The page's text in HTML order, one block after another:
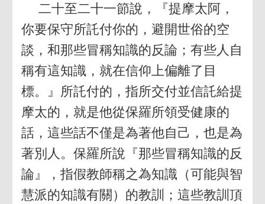
二十至二十一節說，『提摩太阿，
你要保守所託付你的，避開世俗的空
談，和那些冒稱知識的反論；有些人自
稱有這知識，就在信仰上偏離了目
標。』所託付的，指所交付並信託給提
摩太的，就是他從保羅所領受健康的
話，這些話不僅是為著他自己，也是為
著別人。保羅所說『那些冒稱知識的反
論』，指假教師稱之為知識（可能與智
慧派的知識有關）的教訓；這些教訓頂